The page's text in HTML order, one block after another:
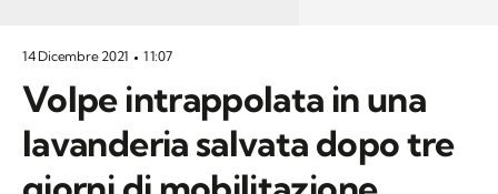
14 Dicembre 2021 11:07
Volpe intrappolata in una
lavanderia salvata dopo tre